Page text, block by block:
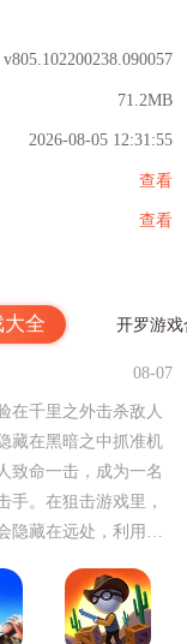
v805.102200238.090057
71.2MB
2026-08-05 12:31:55
查看
查看
全 开罗游戏
08-07
在千里之外击杀敌人
藏在黑暗之中抓准机
致命一击，成为一名
手。在狙击游戏里，
隐藏在远处，利用各
如果你对狙击游戏感
可以在这里挑选自己